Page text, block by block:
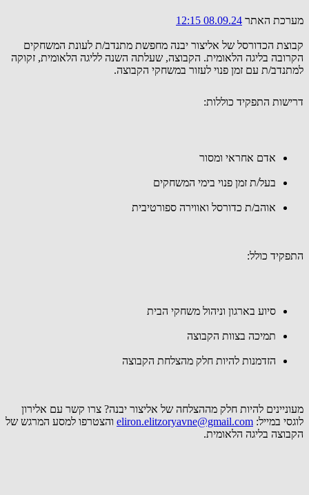
מערכת האתר 08.09.24 12:15
קבוצת הכדורסל של אליצור יבנה מחפשת מתנדב/ת לעונת המשחקים
הקרובה בליגה הלאומית. הקבוצה, שעלתה השנה לליגה הלאומית, זקוקה
למתנדב/ת עם זמן פנוי לעזור במשחקי הקבוצה.
דרישות התפקיד כוללות:
אדם אחראי ומסור
בעל/ת זמן פנוי בימי המשחקים
אוהב/ת כדורסל ואווירה ספורטיבית
התפקיד כולל:
סיוע בארגון וניהול משחקי הבית
תמיכה בצוות הקבוצה
הזדמנות להיות חלק מהצלחת הקבוצה
מעוניינים להיות חלק מההצלחה של אליצור יבנה? צרו קשר עם אלירון
לוגסי במייל: eliron.elitzoryavne@gmail.com והצטרפו למסע המרגש של
הקבוצה בליגה הלאומית.